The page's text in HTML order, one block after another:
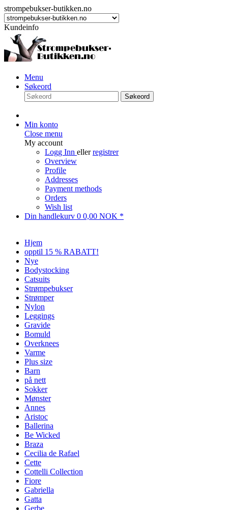
strompebukser-butikken.no
Kundeinfo
Menu
Søkeord
Søkeord
Min konto
Close menu
My account
Logg Inn ellerregistrer
Overview
Profile
Addresses
Payment methods
Orders
Wish list
Din handlekurv 0 0,00 NOK *
Hjem
opptil 15 % RABATT!
Nye
Bodystocking
Catsuits
Strømpebukser
Strømper
Nylon
Leggings
Gravide
Bomuld
Overknees
Varme
Plus size
Barn
på nett
Sokker
Mønster
Annes
Aristoc
Ballerina
Be Wicked
Braza
Cecilia de Rafael
Cette
Cottelli Collection
Fiore
Gabriella
Gatta
Gerbe